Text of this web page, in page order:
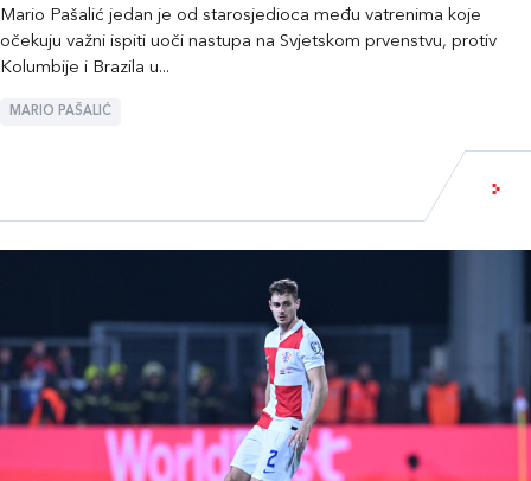
Mario Pašalić jedan je od starosjedioca među vatrenima koje
očekuju važni ispiti uoči nastupa na Svjetskom prvenstvu, protiv
Kolumbije i Brazila u...
MARIO PAŠALIĆ